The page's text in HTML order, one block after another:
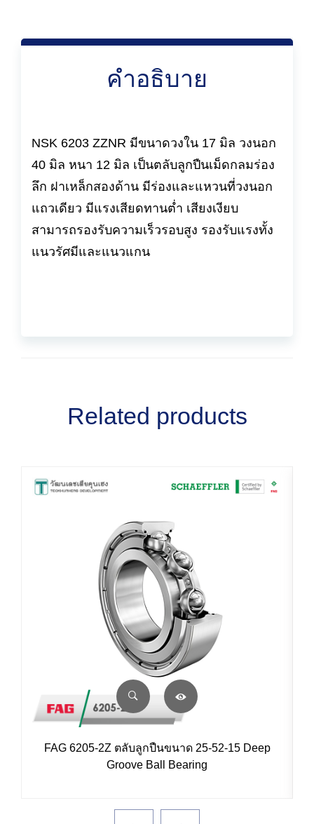
คำอธิบาย
NSK 6203 ZZNR มีขนาดวงใน 17 มิล วงนอก
40 มิล หนา 12 มิล เป็นตลับลูกปืนเม็ดกลมร่อง
ลึก ฝาเหล็กสองด้าน มีร่องและแหวนที่วงนอก
แถวเดียว มีแรงเสียดทานต่ำ เสียงเงียบ
สามารถรองรับความเร็วรอบสูง รองรับแรงทั้ง
แนวรัศมีและแนวแกน
Related products
FAG 6205-2Z ตลับลูกปืนขนาด 25-52-15 Deep
Groove Ball Bearing